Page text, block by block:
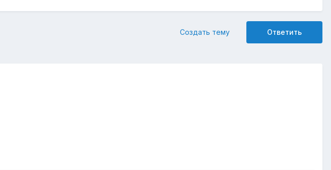
Ответить
Создать тему